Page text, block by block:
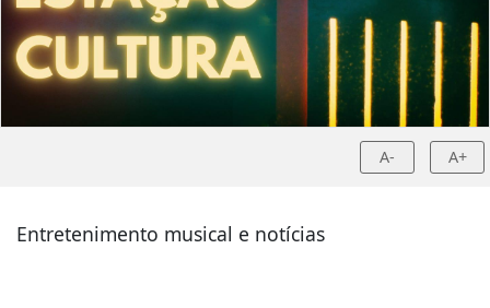
A- A+
Entretenimento musical e notícias